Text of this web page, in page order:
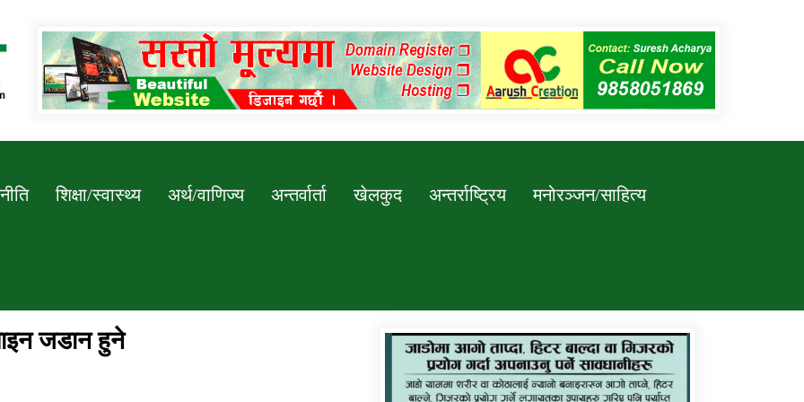
Newssarokar
शिक्षा/स्वास्थ्य अर्थ/वाणिज्य अन्तर्वार्ता खेलकुद अन्तर्राष्ट्रिय मनोरञ्जन/साहित्य
कर्णाली प्रविधि शिक्षालय जुम्लाको सुचना
जडान हुने